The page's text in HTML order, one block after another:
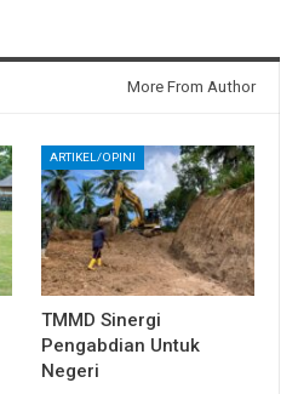
More From Author
ARTIKEL/OPINI
TMMD Sinergi
Pengabdian Untuk
Negeri